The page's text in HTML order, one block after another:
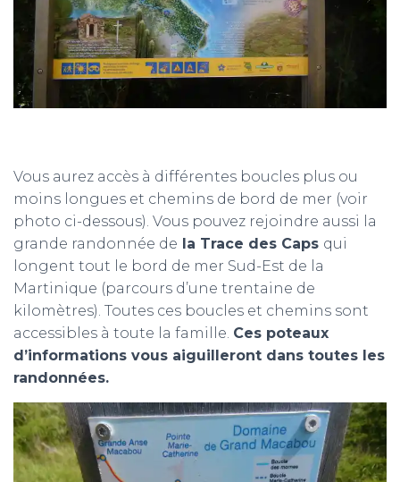
Vous aurez accès à différentes boucles plus ou
moins longues et chemins de bord de mer (voir
photo ci-dessous). Vous pouvez rejoindre aussi la
grande randonnée de la Trace des Caps qui
longent tout le bord de mer Sud-Est de la
Martinique (parcours d’une trentaine de
kilomètres). Toutes ces boucles et chemins sont
accessibles à toute la famille. Ces poteaux
d’informations vous aiguilleront dans toutes les
randonnées.